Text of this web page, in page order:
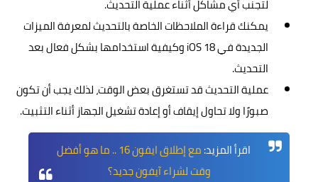
لتجنب أي مشاكل أثناء عملية التحديث.
يمكنك قراءة الملاحظات الخاصة بالتحديث لمعرفة الميزات
الجديدة في iOS 18 وكيفية استخدامها بشكل فعال بعد
التحديث.
عملية التحديث قد تستغرق بعض الوقت، لذلك يجب أن تكون
صبورًا ولا تحاول إيقاف أو إعادة تشغيل الجهاز أثناء التثبيت.
اقرأ المزيد:
مع إطلاق ايفون 16 .. ما هو أفضل
وقت لشراء آيفون جديد؟